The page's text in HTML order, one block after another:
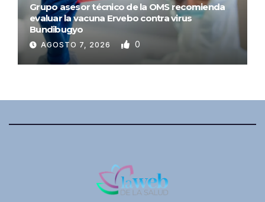
Grupo asesor técnico de la OMS recomienda
evaluar la vacuna Ervebo contra virus
Bundibugyo
AGOSTO 7, 2026 0